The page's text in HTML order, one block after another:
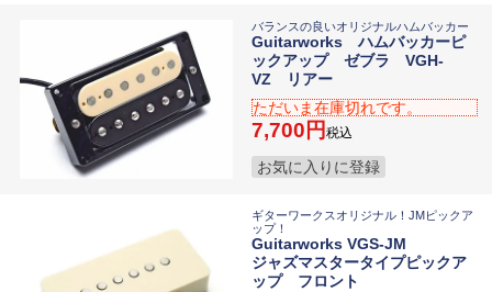
バランスの良いオリジナルハムバッカー
Guitarworks ハムバッカーピ
ックアップ ゼブラ VGH-
VZ リアー
ただいま在庫切れです。
7,700 税込
お気に入りに登録
ギターワークスオリジナル！JMピックア
ップ！
Guitarworks VGS-JM
ジャズマスタータイプピックア
ップ フロント